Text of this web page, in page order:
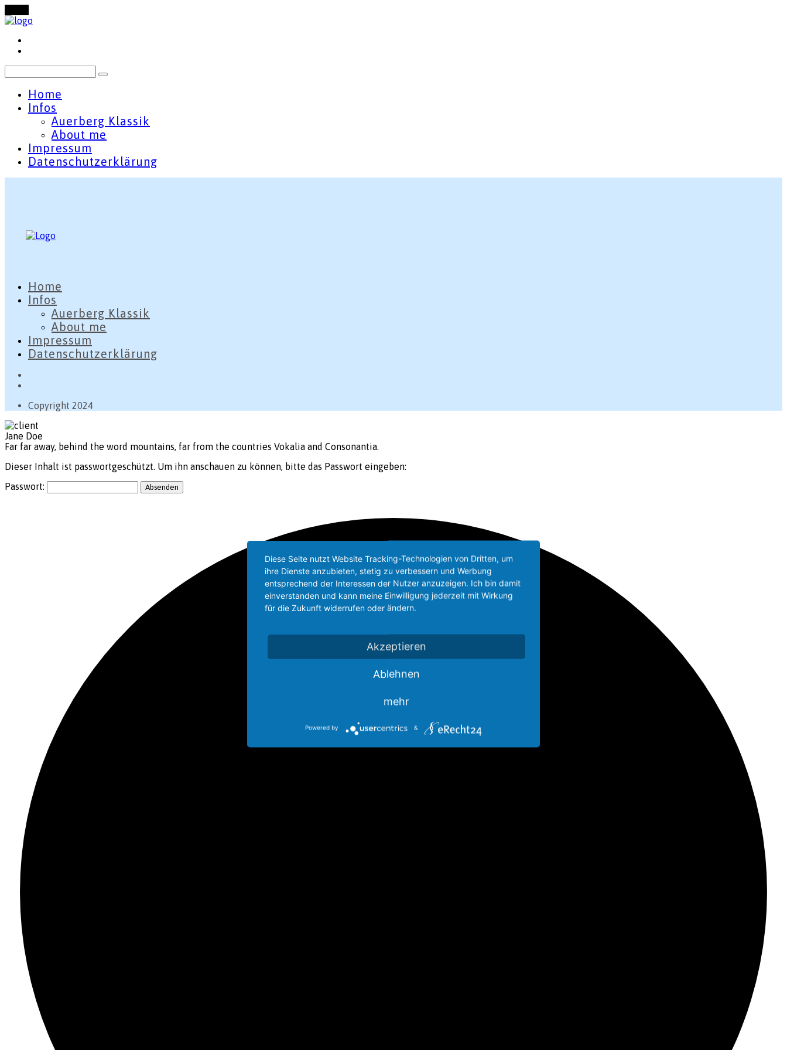
Home
Infos
Auerberg Klassik
About me
Impressum
Datenschutzerklärung
Home
Infos
Auerberg Klassik
About me
Impressum
Datenschutzerklärung
Copyright 2024
Jane Doe
Far far away, behind the word mountains, far from the countries Vokalia and Consonantia.
Dieser Inhalt ist passwortgeschützt. Um ihn anschauen zu können, bitte das Passwort eingeben:
Passwort:
Diese Seite nutzt Website Tracking-Technologien von Dritten, um
ihre Dienste anzubieten, stetig zu verbessern und Werbung
entsprechend der Interessen der Nutzer anzuzeigen. Ich bin damit
einverstanden und kann meine Einwilligung jederzeit mit Wirkung
für die Zukunft widerrufen oder ändern.
Akzeptieren
Ablehnen
mehr
Powered by &